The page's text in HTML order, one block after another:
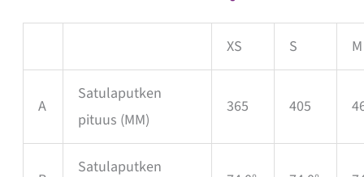
XS S M
A
Satulaputken
pituus (MM)
365 405
Satulaputken